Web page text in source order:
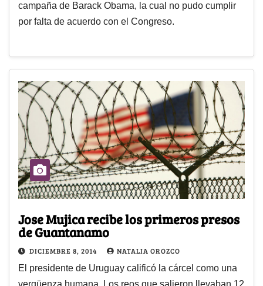
campaña de Barack Obama, la cual no pudo cumplir
por falta de acuerdo con el Congreso.
Jose Mujica recibe los primeros presos
de Guantanamo
DICIEMBRE 8, 2014 NATALIA OROZCO
El presidente de Uruguay calificó la cárcel como una
vergüenza humana. Los reos que salieron llevaban 12